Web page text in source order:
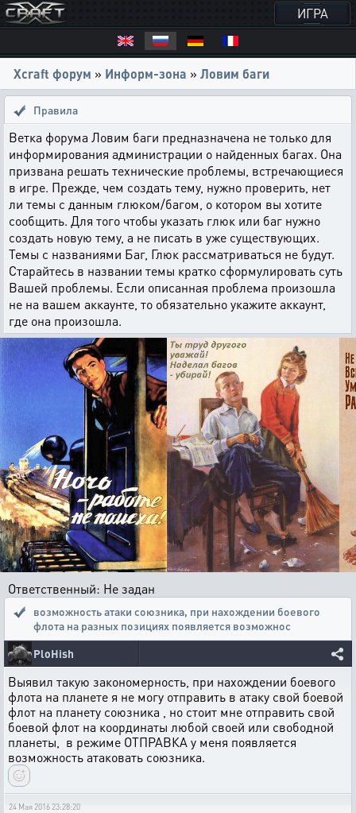
ИГРА
Xcraft форум » Информ-зона » Ловим баги
Правила
Ветка форума Ловим баги предназначена не только для
информирования администрации о найденных багах. Она
призвана решать технические проблемы, встречающиеся
в игре. Прежде, чем создать тему, нужно проверить, нет
ли темы с данным глюком/багом, о котором вы хотите
сообщить. Для того чтобы указать глюк или баг нужно
создать новую тему, а не писать в уже существующих.
Темы с названиями Баг, Глюк рассматриваться не будут.
Старайтесь в названии темы кратко сформулировать суть
Вашей проблемы. Если описанная проблема произошла
не на вашем аккаунте, то обязательно укажите аккаунт,
где она произошла.
Ответственный: Не задан
возможность атаки союзника, при нахождении боевого
флота на разных позициях появляется возможнос
PloHish
Выявил такую закономерность, при нахождении боевого
флота на планете я не могу отправить в атаку свой боевой
флот на планету союзника , но стоит мне отправить свой
боевой флот на координаты любой своей или свободной
планеты, в режиме ОТПРАВКА у меня появляется
возможность атаковать союзника.
24 Мая 2016 23:28:20